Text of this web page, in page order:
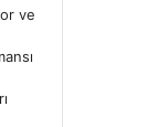
ve